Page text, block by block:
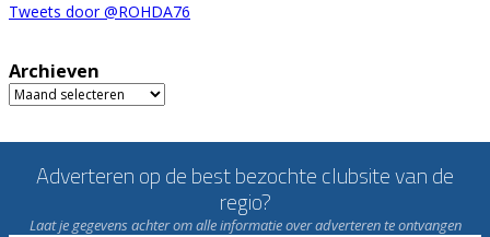
Tweets door @ROHDA76
Archieven
Archieven
Adverteren op de best bezochte clubsite van de
regio?
Laat je gegevens achter om alle informatie over adverteren te ontvangen